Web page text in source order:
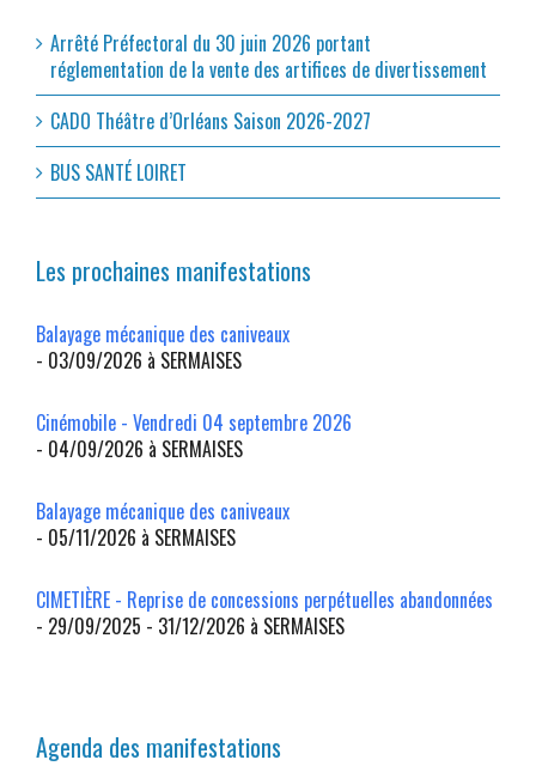
Arrêté Préfectoral du 30 juin 2026 portant
réglementation de la vente des artifices de divertissement
CADO Théâtre d’Orléans Saison 2026-2027
BUS SANTÉ LOIRET
Les prochaines manifestations
Balayage mécanique des caniveaux
- 03/09/2026 à SERMAISES
Cinémobile - Vendredi 04 septembre 2026
- 04/09/2026 à SERMAISES
Balayage mécanique des caniveaux
- 05/11/2026 à SERMAISES
CIMETIÈRE - Reprise de concessions perpétuelles abandonnées
- 29/09/2025 - 31/12/2026 à SERMAISES
Agenda des manifestations